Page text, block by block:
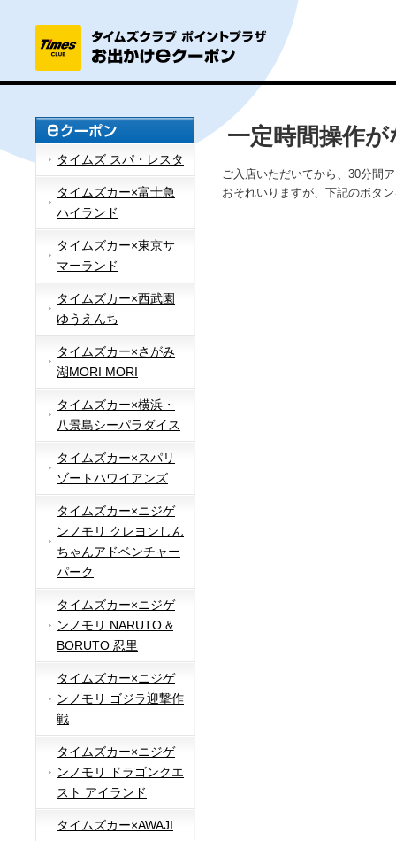
タイムズ スパ・レスタ
タイムズカー×富士急
ハイランド
タイムズカー×東京サ
マーランド
タイムズカー×西武園
ゆうえんち
タイムズカー×さがみ
湖MORI MORI
タイムズカー×横浜・
八景島シーパラダイス
タイムズカー×スパリ
ゾートハワイアンズ
タイムズカー×ニジゲ
ンノモリ クレヨンしん
ちゃんアドベンチャー
パーク
タイムズカー×ニジゲ
ンノモリ NARUTO &
BORUTO 忍里
タイムズカー×ニジゲ
ンノモリ ゴジラ迎撃作
戦
タイムズカー×ニジゲ
ンノモリ ドラゴンクエ
スト アイランド
タイムズカー×AWAJI
一定時間操作
ご入店いただいてから、30分間
おそれいりますが、下記のボタ